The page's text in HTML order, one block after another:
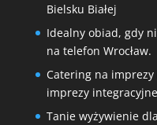
Bielsku Białej
Idealny obiad, gdy
na telefon Wrocław.
Catering na
imprezy
Tanie wyżywienie